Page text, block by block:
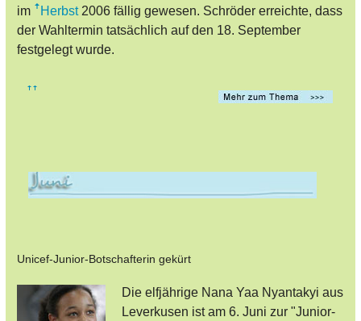
im
Herbst2006 fällig gewesen. Schröder erreichte, dass
der Wahltermin tatsächlich auf den 18. September
festgelegt wurde.
Unicef-Junior-Botschafterin gekürt
Die elfjährige Nana Yaa Nyantakyi aus
Leverkusen ist am 6. Juni zur "Junior-